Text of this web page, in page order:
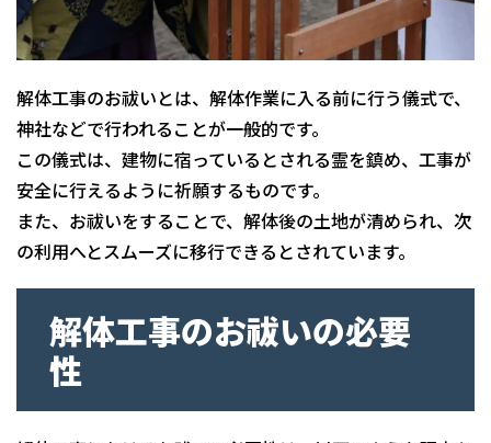
解体工事のお祓いとは、解体作業に入る前に行う儀式で、
神社などで行われることが一般的です。
この儀式は、建物に宿っているとされる霊を鎮め、工事が
安全に行えるように祈願するものです。
また、お祓いをすることで、解体後の土地が清められ、次
の利用へとスムーズに移行できるとされています。
解体工事のお祓いの必要
性